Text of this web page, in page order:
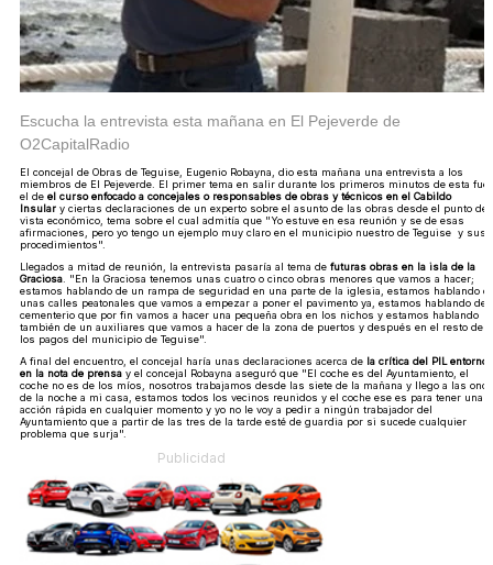
Escucha la entrevista esta mañana en El Pejeverde de
O2CapitalRadio
El concejal de Obras de Teguise, Eugenio Robayna, dio esta mañana una entrevista a los
miembros de El Pejeverde. El primer tema en salir durante los primeros minutos de esta fue
el de el curso enfocado a concejales o responsables de obras y técnicos en el Cabildo
Insular y ciertas declaraciones de un experto sobre el asunto de las obras desde el punto de
vista económico, tema sobre el cual admitía que "Yo estuve en esa reunión y se de esas
afirmaciones, pero yo tengo un ejemplo muy claro en el municipio nuestro de Teguise y sus
procedimientos".
Llegados a mitad de reunión, la entrevista pasaría al tema de futuras obras en la isla de la
Graciosa . "En la Graciosa tenemos unas cuatro o cinco obras menores que vamos a hacer;
estamos hablando de un rampa de seguridad en una parte de la iglesia, estamos hablando
unas calles peatonales que vamos a empezar a poner el pavimento ya, estamos hablando del
cementerio que por fin vamos a hacer una pequeña obra en los nichos y estamos hablando
también de un auxiliares que vamos a hacer de la zona de puertos y después en el resto de
los pagos del municipio de Teguise".
A final del encuentro, el concejal haría unas declaraciones acerca de la crítica del PIL entorno
en la nota de prensa y el concejal Robayna aseguró que "El coche es del Ayuntamiento, el
coche no es de los míos, nosotros trabajamos desde las siete de la mañana y llego a las once
de la noche a mi casa, estamos todos los vecinos reunidos y el coche ese es para tener una
acción rápida en cualquier momento y yo no le voy a pedir a ningún trabajador del
Ayuntamiento que a partir de las tres de la tarde esté de guardia por si sucede cualquier
problema que surja".
Publicidad